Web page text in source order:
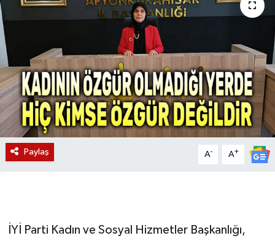
Paylaş A- A+
İYİ Parti Kadın ve Sosyal Hizmetler Başkanlığı,